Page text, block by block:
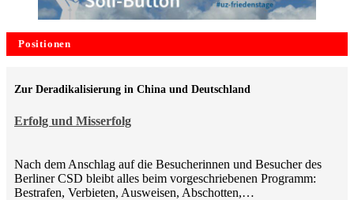
Positionen
Erfolg und Misserfolg
Zur Deradikalisierung in China und Deutschland
Nach dem Anschlag auf die Besucherinnen und Besucher des
Berliner CSD bleibt alles beim vorgeschriebenen Programm:
Bestrafen, Verbieten, Ausweisen, Abschotten,…